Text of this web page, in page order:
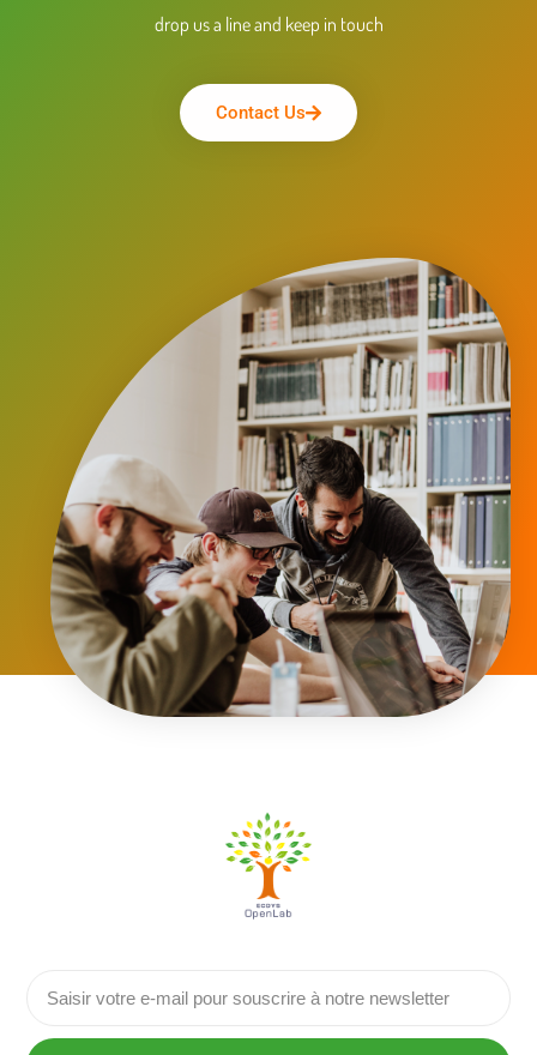
drop us a line and keep in touch
Contact Us